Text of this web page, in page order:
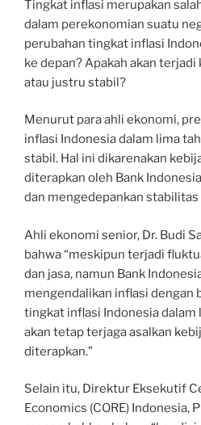
Tingkat inflasi merupakan
dalam perekonomian suatu
perubahan tingkat inflasi
ke depan? Apakah akan
atau justru stabil?
Menurut para ahli ekonomi,
inflasi Indonesia dalam lima
stabil. Hal ini dikarenakan
diterapkan oleh Bank
dan mengedepankan stabilitas
Ahli ekonomi senior, Dr. Budi
bahwa “meskipun terjadi
dan jasa, namun Bank
mengendalikan inflasi dengan
tingkat inflasi Indonesia dalam
akan tetap terjaga asalkan
diterapkan.”
Selain itu, Direktur Eksekutif
Economics (CORE) Indonesia,